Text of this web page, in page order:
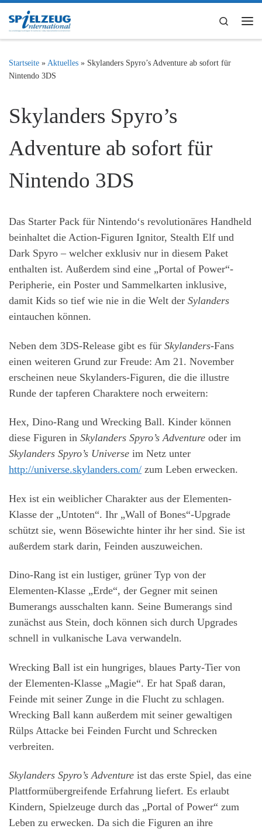
Zum Inhalt springen
Search
Startseite » Aktuelles » Skylanders Spyro’s Adventure ab sofort für
Nintendo 3DS
Skylanders Spyro’s
Adventure ab sofort für
Nintendo 3DS
Das Starter Pack für Nintendo‘s revolutionäres Handheld
beinhaltet die Action-Figuren Ignitor, Stealth Elf und
Dark Spyro – welcher exklusiv nur in diesem Paket
enthalten ist. Außerdem sind eine „Portal of Power“-
Peripherie, ein Poster und Sammelkarten inklusive,
damit Kids so tief wie nie in die Welt der Sylanders
eintauchen können.
Neben dem 3DS-Release gibt es für Skylanders-Fans
einen weiteren Grund zur Freude: Am 21. November
erscheinen neue Skylanders-Figuren, die die illustre
Runde der tapferen Charaktere noch erweitern:
Hex, Dino-Rang und Wrecking Ball. Kinder können
diese Figuren in Skylanders Spyro’s Adventure oder im
Skylanders Spyro’s Universe im Netz unter
http://universe.skylanders.com/ zum Leben erwecken.
Hex ist ein weiblicher Charakter aus der Elementen-
Klasse der „Untoten“. Ihr „Wall of Bones“-Upgrade
schützt sie, wenn Bösewichte hinter ihr her sind. Sie ist
außerdem stark darin, Feinden auszuweichen.
Dino-Rang ist ein lustiger, grüner Typ von der
Elementen-Klasse „Erde“, der Gegner mit seinen
Bumerangs ausschalten kann. Seine Bumerangs sind
zunächst aus Stein, doch können sich durch Upgrades
schnell in vulkanische Lava verwandeln.
Wrecking Ball ist ein hungriges, blaues Party-Tier von
der Elementen-Klasse „Magie“. Er hat Spaß daran,
Feinde mit seiner Zunge in die Flucht zu schlagen.
Wrecking Ball kann außerdem mit seiner gewalti­gen
Rülps Attacke bei Feinden Furcht und Schrecken
verbreiten.
Skylanders Spyro’s Adventure ist das erste Spiel, das eine
Plattformübergreifende Erfahrung liefert. Es erlaubt
Kindern, Spiel­zeuge durch das „Portal of Power“ zum
Leben zu erwecken. Da sich die Figuren an ihre